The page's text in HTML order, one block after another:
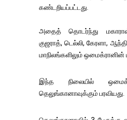
கண்டறியப்பட்டது.
அதைத் தொடர்ந்து
குஜராத், டெல்லி, கேரளா,
மாநிலங்களிலும் ஒமைக்ரானின்
இந்த நிலையில்
தெலுங்கானாவுக்கும் பரவியது.